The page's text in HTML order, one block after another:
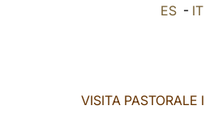
ES- IT
VISITA PASTORALE